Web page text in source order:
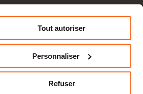
Tout autoriser
Personnaliser
Refuser